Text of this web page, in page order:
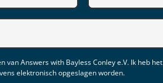
van Answers with Bayless Conley e.V. Ik heb het
elektronisch opgeslagen worden.